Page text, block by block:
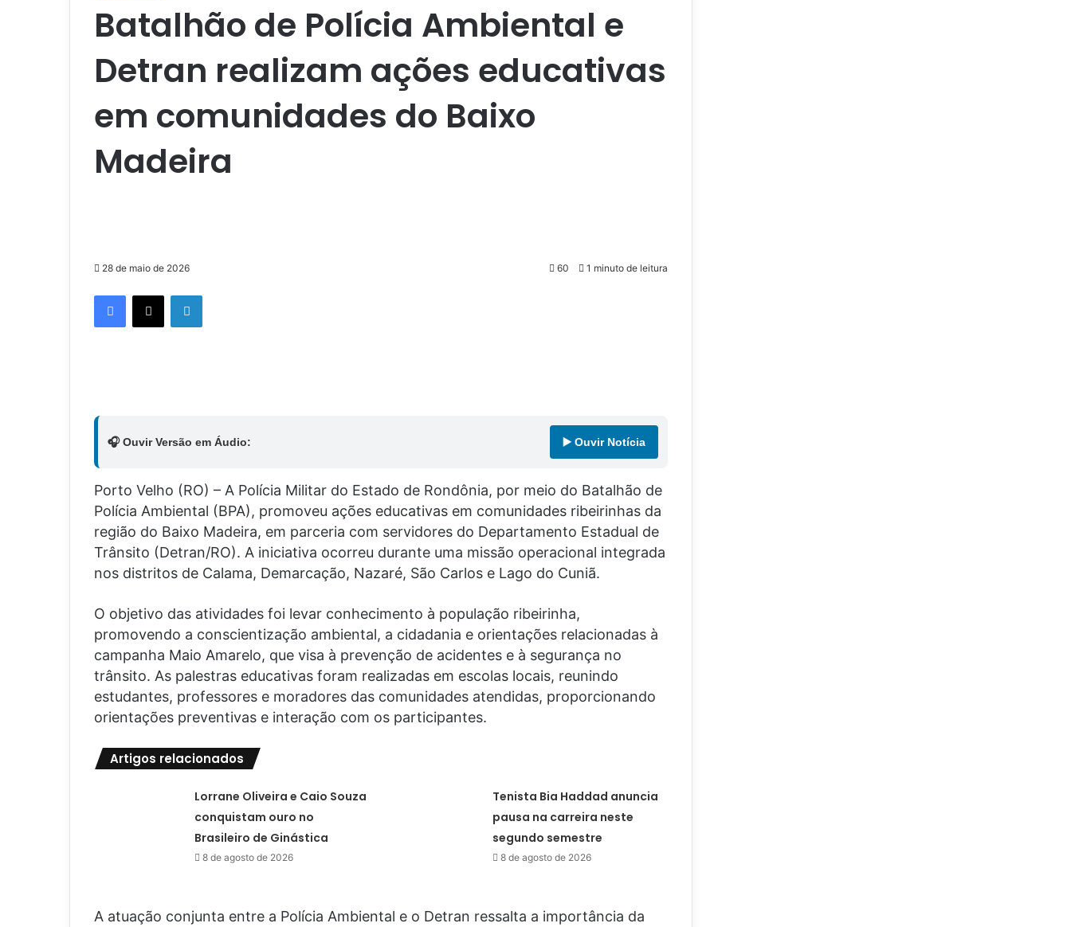
Batalhão de Polícia Ambiental e
Detran realizam ações educativas
em comunidades do Baixo
Madeira
28 de maio de 2026 60 1 minuto de leitura
Facebook
X Linkedin
🎧 Ouvir Versão em Áudio: ▶️ Ouvir Notícia
Porto Velho (RO) – A Polícia Militar do Estado de Rondônia, por meio do Batalhão de
Polícia Ambiental (BPA), promoveu ações educativas em comunidades ribeirinhas da
região do Baixo Madeira, em parceria com servidores do Departamento Estadual de
Trânsito (Detran/RO). A iniciativa ocorreu durante uma missão operacional integrada
nos distritos de Calama, Demarcação, Nazaré, São Carlos e Lago do Cuniã.
O objetivo das atividades foi levar conhecimento à população ribeirinha,
promovendo a conscientização ambiental, a cidadania e orientações relacionadas à
campanha Maio Amarelo, que visa à prevenção de acidentes e à segurança no
trânsito. As palestras educativas foram realizadas em escolas locais, reunindo
estudantes, professores e moradores das comunidades atendidas, proporcionando
orientações preventivas e interação com os participantes.
Artigos relacionados
Lorrane Oliveira e Caio Souza
conquistam ouro no
Brasileiro de Ginástica
8 de agosto de 2026
Tenista Bia Haddad anuncia
pausa na carreira neste
segundo semestre
8 de agosto de 2026
A atuação conjunta entre a Polícia Ambiental e o Detran ressalta a importância da